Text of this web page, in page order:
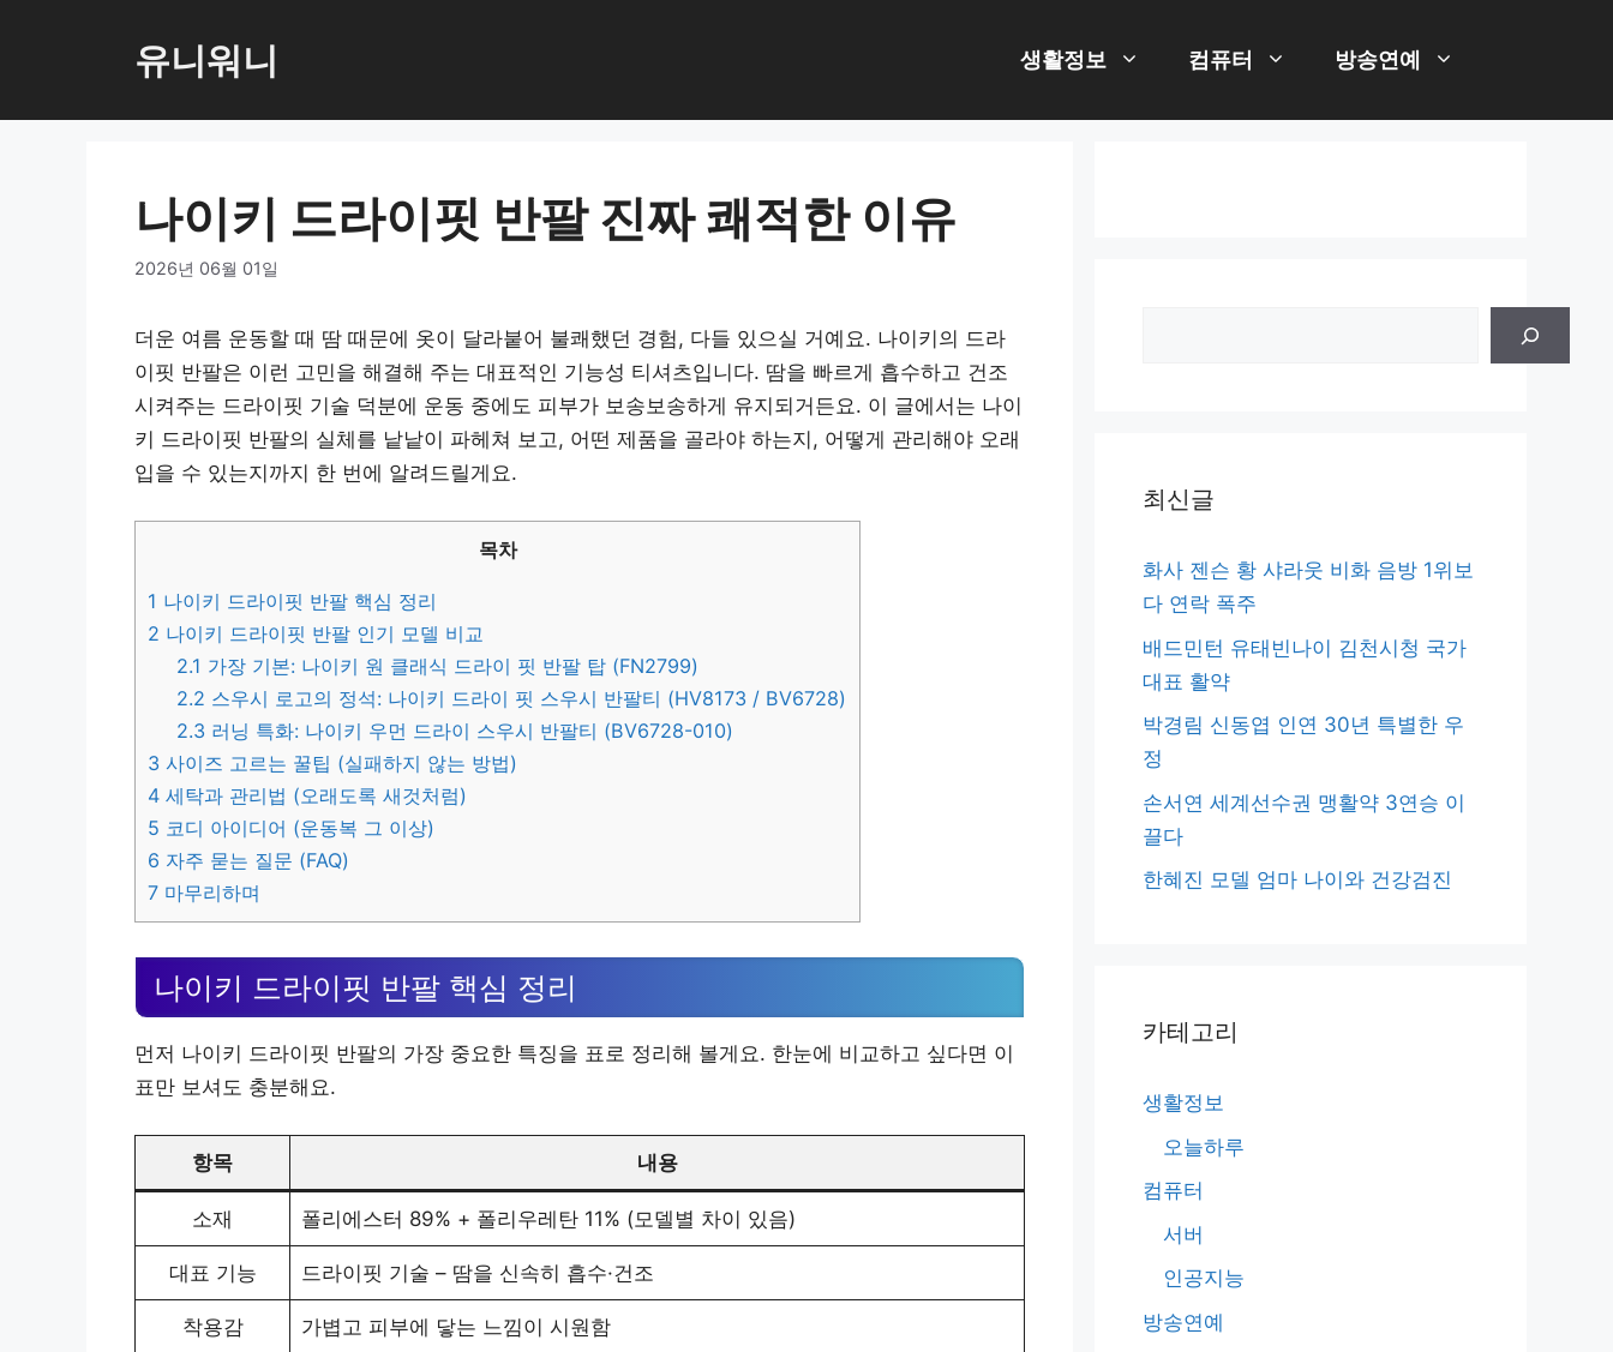
로
유니워니 생활정보 컴퓨터 방송연예
나이키 드라이핏 반팔 진짜 쾌적한 이유
2026년 06월 01일
더운 여름 운동할 때 땀 때문에 옷이 달라붙어 불쾌했던 경험, 다들 있으실 거예요. 나이키의 드라
이핏 반팔은 이런 고민을 해결해 주는 대표적인 기능성 티셔츠입니다. 땀을 빠르게 흡수하고 건조
시켜주는 드라이핏 기술 덕분에 운동 중에도 피부가 보송보송하게 유지되거든요. 이 글에서는 나이
키 드라이핏 반팔의 실체를 낱낱이 파헤쳐 보고, 어떤 제품을 골라야 하는지, 어떻게 관리해야 오래
입을 수 있는지까지 한 번에 알려드릴게요.
목차
1 나이키 드라이핏 반팔 핵심 정리
2 나이키 드라이핏 반팔 인기 모델 비교
2.1 가장 기본: 나이키 원 클래식 드라이 핏 반팔 탑 (FN2799)
2.2 스우시 로고의 정석: 나이키 드라이 핏 스우시 반팔티 (HV8173 / BV6728)
2.3 러닝 특화: 나이키 우먼 드라이 스우시 반팔티 (BV6728-010)
3 사이즈 고르는 꿀팁 (실패하지 않는 방법)
4 세탁과 관리법 (오래도록 새것처럼)
5 코디 아이디어 (운동복 그 이상)
6 자주 묻는 질문 (FAQ)
7 마무리하며
나이키 드라이핏 반팔 핵심 정리
먼저 나이키 드라이핏 반팔의 가장 중요한 특징을 표로 정리해 볼게요. 한눈에 비교하고 싶다면 이
표만 보셔도 충분해요.
항목 내용
소재 폴리에스터 89% + 폴리우레탄 11% (모델별 차이 있음)
대표 기능 드라이핏 기술 – 땀을 신속히 흡수·건조
착용감 가볍고 피부에 닿는 느낌이 시원함
최신글
화사 젠슨 황 샤라웃 비화 음방 1위보
다 연락 폭주
배드민턴 유태빈나이 김천시청 국가
대표 활약
박경림 신동엽 인연 30년 특별한 우
정
손서연 세계선수권 맹활약 3연승 이
끌다
한혜진 모델 엄마 나이와 건강검진
카테고리
생활정보
오늘하루
컴퓨터
서버
인공지능
방송연예